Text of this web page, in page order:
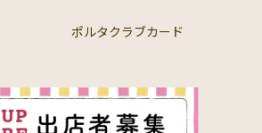
ポルタクラブカード